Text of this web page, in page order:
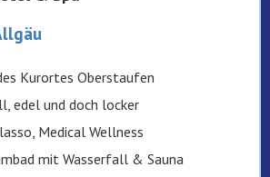
Kurortes Oberstaufen
edel und doch locker
Medical Wellness
mit Wasserfall & Sauna